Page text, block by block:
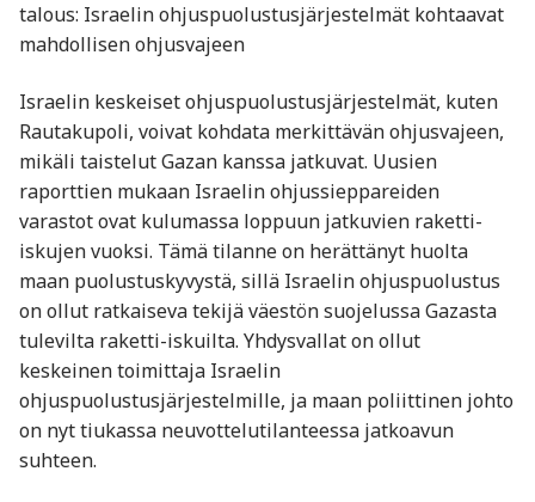
talous: Israelin ohjuspuolustusjärjestelmät kohtaavat
mahdollisen ohjusvajeen
Israelin keskeiset ohjuspuolustusjärjestelmät, kuten
Rautakupoli, voivat kohdata merkittävän ohjusvajeen,
mikäli taistelut Gazan kanssa jatkuvat. Uusien
raporttien mukaan Israelin ohjussieppareiden
varastot ovat kulumassa loppuun jatkuvien raketti-
iskujen vuoksi. Tämä tilanne on herättänyt huolta
maan puolustuskyvystä, sillä Israelin ohjuspuolustus
on ollut ratkaiseva tekijä väestön suojelussa Gazasta
tulevilta raketti-iskuilta. Yhdysvallat on ollut
keskeinen toimittaja Israelin
ohjuspuolustusjärjestelmille, ja maan poliittinen johto
on nyt tiukassa neuvottelutilanteessa jatkoavun
suhteen.